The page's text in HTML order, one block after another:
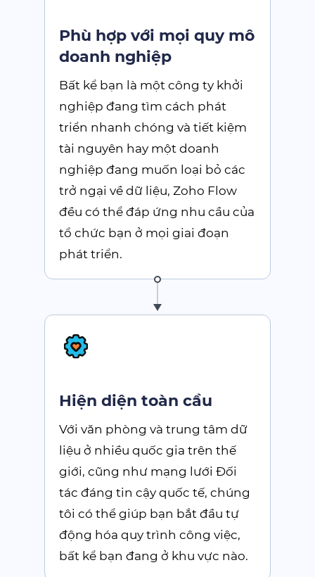
Phù hợp với mọi quy mô
doanh nghiệp
Bất kể bạn là một công ty khởi
nghiệp đang tìm cách phát
triển nhanh chóng và tiết kiệm
tài nguyên hay một doanh
nghiệp đang muốn loại bỏ các
trở ngại về dữ liệu, Zoho Flow
đều có thể đáp ứng nhu cầu của
tổ chức bạn ở mọi giai đoạn
phát triển.
Hiện diện toàn cầu
Với văn phòng và trung tâm dữ
liệu ở nhiều quốc gia trên thế
giới, cũng như mạng lưới Đối
tác đáng tin cậy quốc tế, chúng
tôi có thể giúp bạn bắt đầu tự
động hóa quy trình công việc,
bất kể bạn đang ở khu vực nào.